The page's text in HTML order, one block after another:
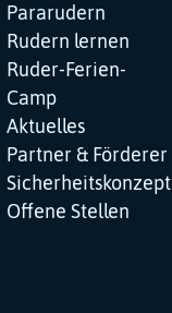
Pararudern
Rudern lernen
Ruder-Ferien-
Camp
Aktuelles
Partner & Förderer
Sicherheitskonzept
Offene Stellen